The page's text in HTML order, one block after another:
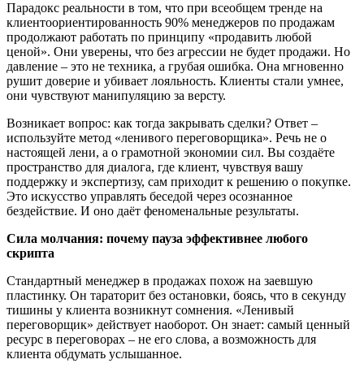
Парадокс реальности в том, что при всеобщем тренде на
клиентоориентированность 90% менеджеров по продажам
продолжают работать по принципу «продавить любой
ценой». Они уверены, что без агрессии не будет продажи. Но
давление – это не техника, а грубая ошибка. Она мгновенно
рушит доверие и убивает лояльность. Клиенты стали умнее,
они чувствуют манипуляцию за версту.
Возникает вопрос: как тогда закрывать сделки? Ответ –
используйте метод «ленивого переговорщика». Речь не о
настоящей лени, а о грамотной экономии сил. Вы создаёте
пространство для диалога, где клиент, чувствуя вашу
поддержку и экспертизу, сам приходит к решению о покупке.
Это искусство управлять беседой через осознанное
бездействие. И оно даёт феноменальные результаты.
Сила молчания: почему пауза эффективнее любого
скрипта
Стандартный менеджер в продажах похож на заевшую
пластинку. Он тараторит без остановки, боясь, что в секунду
тишины у клиента возникнут сомнения. «Ленивый
переговорщик» действует наоборот. Он знает: самый ценный
ресурс в переговорах – не его слова, а возможность для
клиента обдумать услышанное.